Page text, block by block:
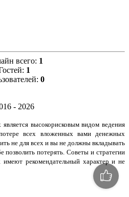
всего: 1
1
0
- 2026
высокорисковым видом ведения
всех вложенных вами денежных
не для всех и вы не должны вкладывать
позволить потерять. Советы и стратегии
рекомендательный характер и не